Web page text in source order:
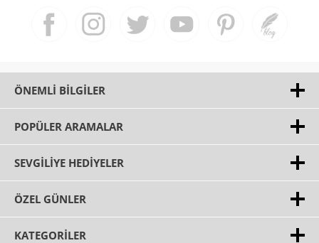
ÖNEMLI BILGILER
POPÜLER ARAMALAR
SEVGILIYE HEDIYELER
ÖZEL GÜNLER
KATEGORILER